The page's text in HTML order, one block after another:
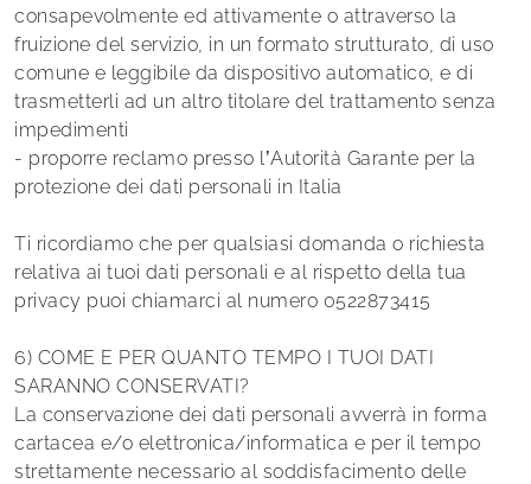
consapevolmente ed attivamente o attraverso la
fruizione del servizio, in un formato strutturato, di uso
comune e leggibile da dispositivo automatico, e di
trasmetterli ad un altro titolare del trattamento senza
impedimenti
- proporre reclamo presso l’Autorità Garante per la
protezione dei dati personali in Italia
Ti ricordiamo che per qualsiasi domanda o richiesta
relativa ai tuoi dati personali e al rispetto della tua
privacy puoi chiamarci al numero 0522873415
6) COME E PER QUANTO TEMPO I TUOI DATI
SARANNO CONSERVATI?
La conservazione dei dati personali avverrà in forma
cartacea e/o elettronica/informatica e per il tempo
strettamente necessario al soddisfacimento delle